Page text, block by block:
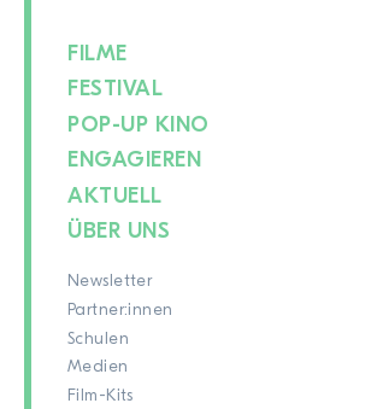
FILME
FESTIVAL
POP-UP KINO
ENGAGIEREN
AKTUELL
ÜBER UNS
Newsletter
Partner:innen
Schulen
Medien
Film-Kits